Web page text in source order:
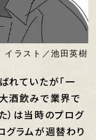
イラスト／池田英樹
れていたが「一
酒飲みで業界で
）は当時のプログ
グラムが週替わり